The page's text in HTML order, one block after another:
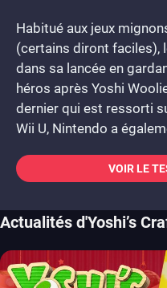
Habitué aux jeux
(certains diront faciles),
dans sa lancée en
héros après Yoshi
dernier qui est ressorti
Wii U, Nintendo a
VOIR LE
Actualités d'Yoshi’s